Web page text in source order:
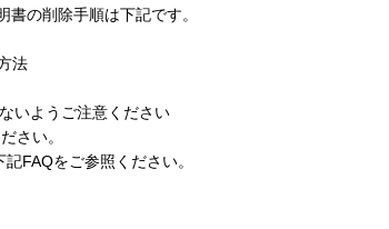
の削除手順は下記です。
法
いようご注意ください
さい。
FAQをご参照ください。